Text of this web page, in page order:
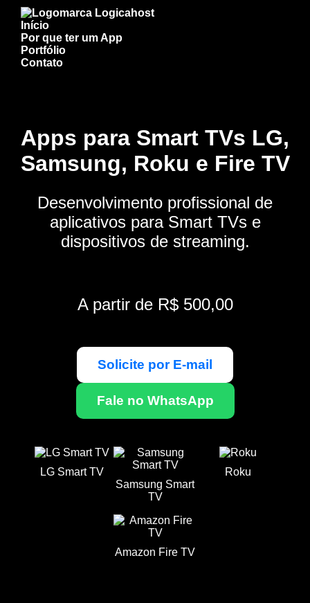
Início
Por que ter um App
Portfólio
Contato
Apps para Smart TVs LG,
Samsung, Roku e Fire TV
Desenvolvimento profissional de
aplicativos para Smart TVs e
dispositivos de streaming.
A partir de R$ 500,00
Solicite por E-mail
Fale no WhatsApp
LG Smart TV
Samsung Smart
TV
Roku
Amazon Fire TV